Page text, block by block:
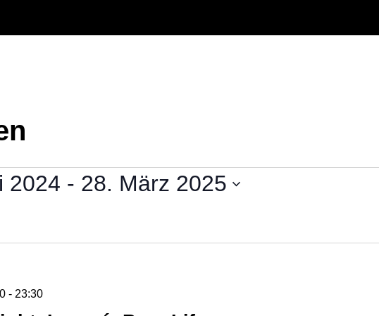
2024 - 28. März 2025
- 23:30